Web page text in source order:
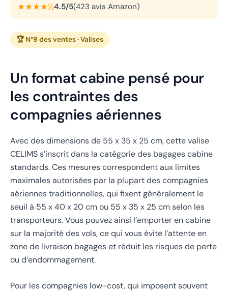
★★★★½4.5/5(423 avis Amazon)
🏆 N°9 des ventes · Valises
Un format cabine pensé pour
les contraintes des
compagnies aériennes
Avec des dimensions de 55 x 35 x 25 cm, cette valise
CELIMS s’inscrit dans la catégorie des bagages cabine
standards. Ces mesures correspondent aux limites
maximales autorisées par la plupart des compagnies
aériennes traditionnelles, qui fixent généralement le
seuil à 55 x 40 x 20 cm ou 55 x 35 x 25 cm selon les
transporteurs. Vous pouvez ainsi l’emporter en cabine
sur la majorité des vols, ce qui vous évite l’attente en
zone de livraison bagages et réduit les risques de perte
ou d’endommagement.
Pour les compagnies low-cost, qui imposent souvent